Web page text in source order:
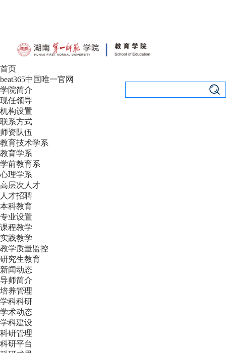
首页
beat365中国唯一官网
学院简介
现任领导
机构设置
联系方式
师资队伍
教育技术学系
教育学系
学前教育系
心理学系
高层次人才
人才招聘
本科教育
专业设置
课程教学
实践教学
教学质量监控
研究生教育
新闻动态
导师简介
培养管理
学科科研
学术动态
学科建设
科研管理
科研平台